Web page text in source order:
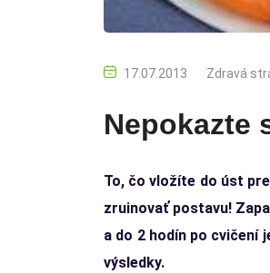
17.07.2013 Zdravá
Nepokazte
To, čo vložíte do úst
zruinovať postavu!
a do 2 hodín po cvičení
výsledky.